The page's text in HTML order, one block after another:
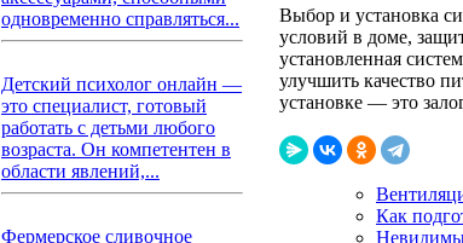
одновременно справляться...
Детский психолог онлайн —
это специалист, готовый
работать с детьми любого
возраста. Он компетентен в
области явлений,...
Фермерское сливочное
Выбор и установка
условий в доме,
установленная
улучшить качество
установке — это
Как